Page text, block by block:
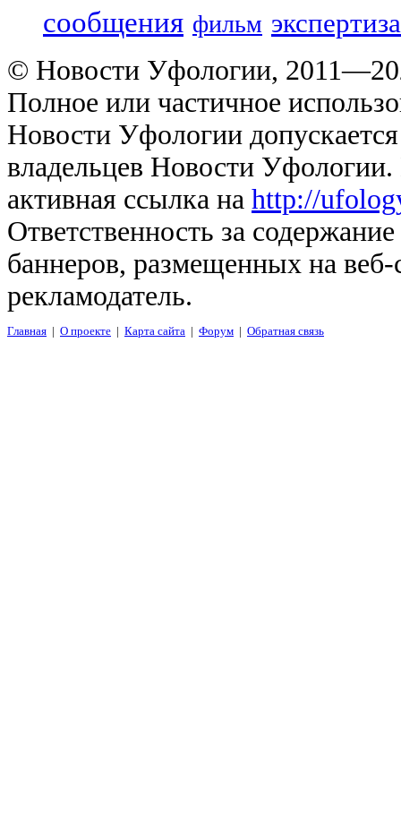
сообщения фильм экспертиза
© Новости Уфологии,
Полное или частичное
Новости Уфологии
владельцев Новости
активная ссылка на http://
Ответственность за
баннеров, размещенных на
рекламодатель.
Главная | О проекте | Карта сайта | Форум | Обратная связь